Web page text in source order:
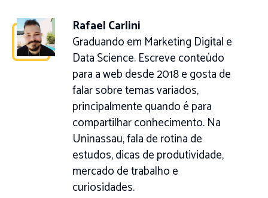
Rafael Carlini
Graduando em Marketing Digital e
Data Science. Escreve conteúdo
para a web desde 2018 e gosta de
falar sobre temas variados,
principalmente quando é para
compartilhar conhecimento. Na
Uninassau, fala de rotina de
estudos, dicas de produtividade,
mercado de trabalho e
curiosidades.